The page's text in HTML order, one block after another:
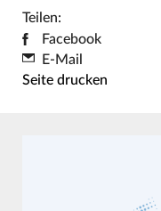
Teilen:
Facebook
E-Mail
Seite drucken